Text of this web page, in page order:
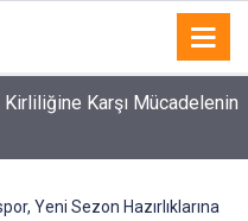
Karşı Mücadelenin
Yeni Sezon Hazırlıklarına